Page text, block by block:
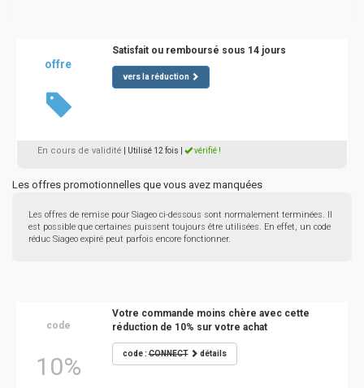
offre
Satisfait ou remboursé sous 14 jours
vers la réduction
En cours de validité | Utilisé 12 fois vérifié !
Les offres promotionnelles que vous avez manquées
Les offres de remise pour Siageo ci-dessous sont normalement terminées. Il
est possible que certaines puissent toujours être utilisées. En effet, un code
réduc Siageo expiré peut parfois encore fonctionner.
code
10%
Votre commande moins chère avec cette
réduction de 10% sur votre achat
code :CONNECT détails